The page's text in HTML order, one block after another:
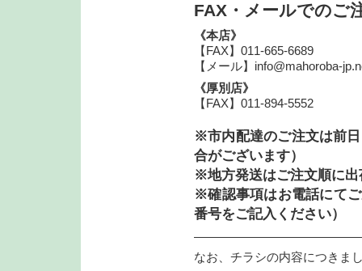
FAX・メールでのご
《本店》
【FAX】011-665-6689
【メール】info@mahoroba-
《厚別店》
【FAX】011-894-5552
※市内配達のご注文は前
合がございます）
※地方発送はご注文順に
※確認事項はお電話にて
番号をご記入ください）
なお、チラシの内容につきま